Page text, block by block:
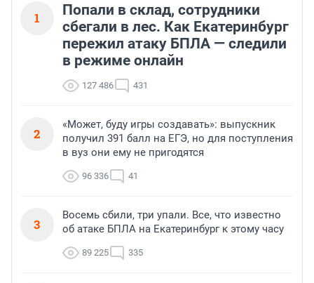
1
Попали в склад, сотрудники
сбегали в лес. Как Екатеринбург
пережил атаку БПЛА — следили
в режиме онлайн
127 486 431
2
«Может, буду игры создавать»: выпускник
получил 391 балл на ЕГЭ, но для поступления
в вуз они ему не пригодятся
96 336 41
3
Восемь сбили, три упали. Все, что известно
об атаке БПЛА на Екатеринбург к этому часу
89 225 335